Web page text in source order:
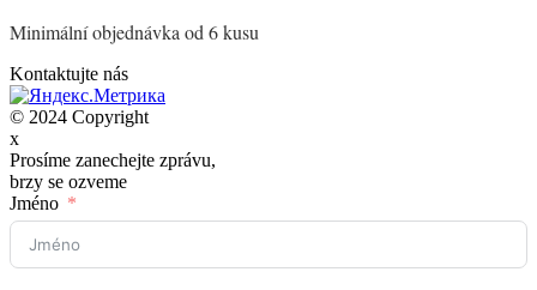
Minimální objednávka od 6 kusu
Kontaktujte nás
© 2024 Copyright
x
Prosíme zanechejte zprávu,
brzy se ozveme
Jméno